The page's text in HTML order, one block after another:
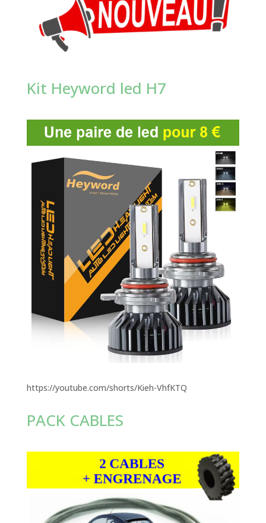
Kit Heyword led H7
https://youtube.com/shorts/Kieh-VhfKTQ
PACK CABLES